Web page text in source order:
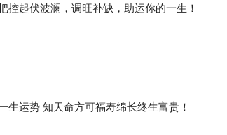
控起伏波澜，调旺补缺，助运你的一生！
生运势 知天命方可福寿绵长终生富贵！